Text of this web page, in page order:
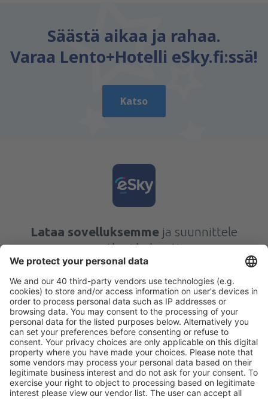
Säästä aikaa ja rahaa.
Varaa Lento+Hotelli eSky.fi:ssä!
Katso
Lataa sovelluksemme ja suunnittele
matkasi helposti
Suunnittele matkasi
Halvat lennot
Kaupunkilomat
Lomamatkat